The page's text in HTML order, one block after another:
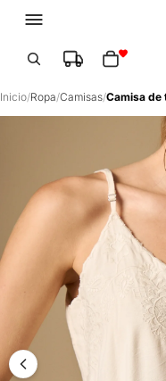
Inicio/Ropa/Camisas/